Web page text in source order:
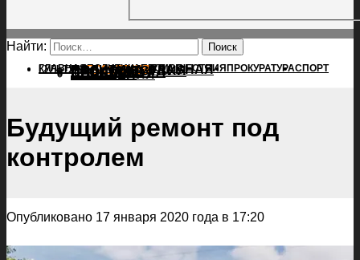
Найти:
ГЛАВНАЯПОЛИТИКАПРОИСШЕСТВИЯ ПРОКУРАТУРАСПОРТ
КУЛЬТУРАПОСЕЛЕНИЯГЛАВНАЯ
ПОЛИТИКА
ПРОИСШЕСТВИЯ
ПРОКУРАТУРА
СПОРТ
КУЛЬТУРА
ПОСЕЛЕНИЯ
Будущий ремонт под
контролем
Опубликовано 17 января 2020 года в 17:20